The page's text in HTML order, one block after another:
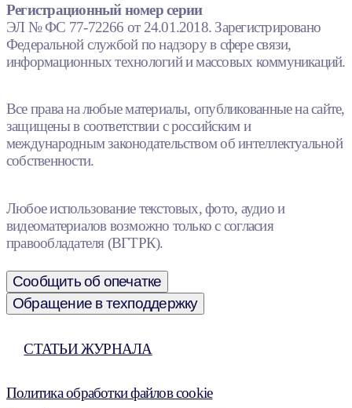
Регистрационный номер серии
ЭЛ № ФС 77-72266 от 24.01.2018. Зарегистрировано
Федеральной службой по надзору в сфере связи,
информационных технологий и массовых коммуникаций.
Все права на любые материалы, опубликованные на сайте,
защищены в соответствии с российским и
международным законодательством об интеллектуальной
собственности.
Любое использование текстовых, фото, аудио и
видеоматериалов возможно только с согласия
правообладателя (ВГТРК).
Сообщить об опечатке
Обращение в техподдержку
СТАТЬИ ЖУРНАЛА
Политика обработки файлов cookie